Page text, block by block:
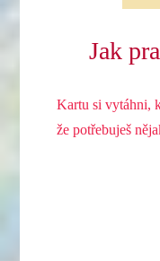
Jak
Kartu si vytáhni,
že potřebuješ